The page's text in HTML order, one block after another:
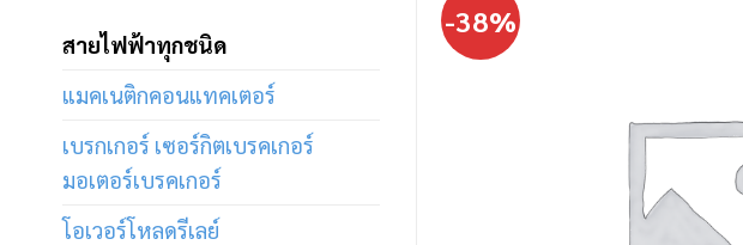
สายไฟฟ้าทุกชนิด
แมคเนติกคอนแทคเตอร์
เบรกเกอร์ เซอร์กิตเบรคเกอร์
มอเตอร์เบรคเกอร์
โอเวอร์โหลดรีเลย์
-38%